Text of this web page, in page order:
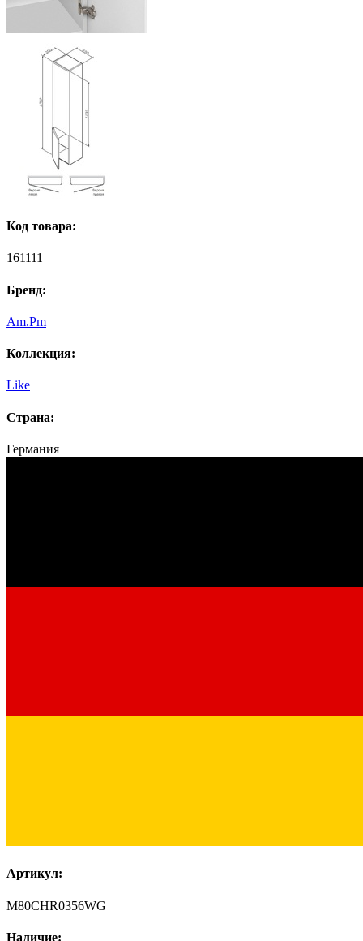
Код товара:
161111
Бренд:
Am.Pm
Коллекция:
Like
Страна:
Германия
Артикул:
M80CHR0356WG
Наличие: